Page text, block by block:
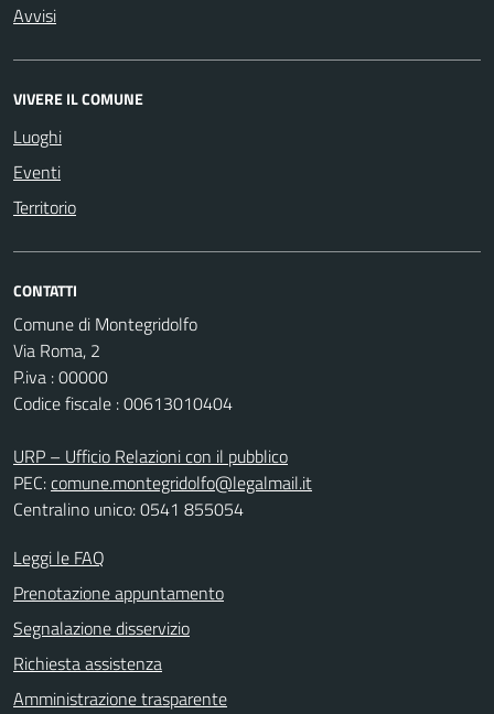
Avvisi
VIVERE IL COMUNE
Luoghi
Eventi
Territorio
CONTATTI
Comune di Montegridolfo
Via Roma, 2
P.iva : 00000
Codice fiscale : 00613010404
URP – Ufficio Relazioni con il pubblico
PEC:comune.montegridolfo@legalmail.it
Centralino unico: 0541 855054
Leggi le FAQ
Prenotazione appuntamento
Segnalazione disservizio
Richiesta assistenza
Amministrazione trasparente